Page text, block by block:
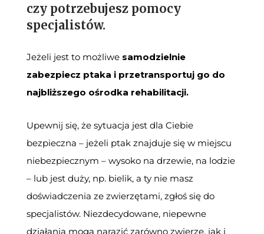
czy potrzebujesz pomocy
specjalistów.
Jeżeli jest to możliwe samodzielnie
zabezpiecz ptaka i przetransportuj go do
najbliższego ośrodka rehabilitacji.
Upewnij się, że sytuacja jest dla Ciebie
bezpieczna – jeżeli ptak znajduje się w miejscu
niebezpiecznym – wysoko na drzewie, na lodzie
– lub jest duży, np. bielik, a ty nie masz
doświadczenia ze zwierzętami, zgłoś się do
specjalistów. Niezdecydowane, niepewne
działania mogą narazić zarówno zwierzę, jak i